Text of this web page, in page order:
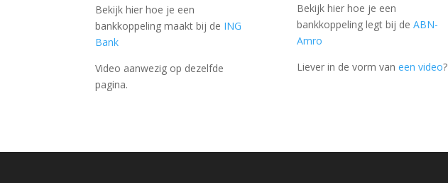
Bekijk hier hoe je een
bankkoppeling maakt bij de ING
Bank
Video aanwezig op dezelfde
pagina.
Bekijk hier hoe je een
bankkoppeling legt bij de ABN-
Amro
Liever in de vorm van een video?